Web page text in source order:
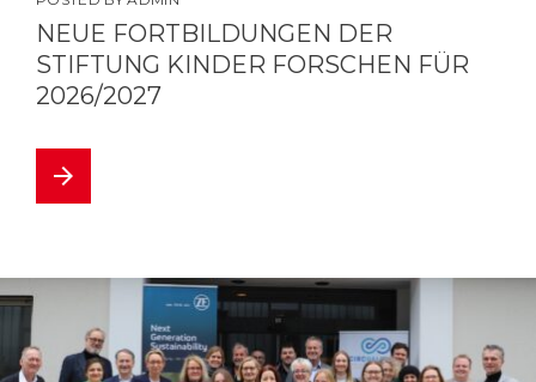
NEUE FORTBILDUNGEN DER
STIFTUNG KINDER FORSCHEN FÜR
2026/2027
arrow_forward